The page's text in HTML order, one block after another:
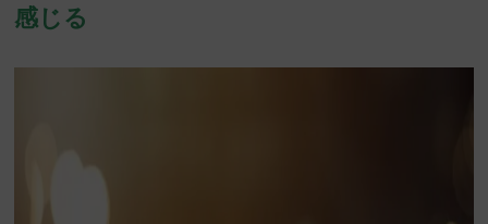
感じる